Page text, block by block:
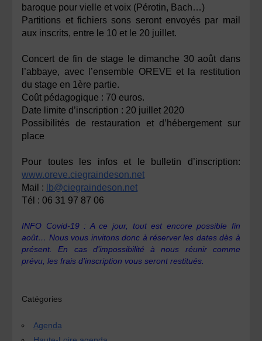
baroque pour vielle et voix (Pérotin, Bach…)
Partitions et fichiers sons seront envoyés par mail
aux inscrits, entre le 10 et le 20 juillet.
Concert de fin de stage le dimanche 30 août dans
l’abbaye, avec l’ensemble OREVE et la restitution
du stage en 1ère partie.
Coût pédagogique : 70 euros.
Date limite d’inscription : 20 juillet 2020
Possibilités de restauration et d’hébergement sur
place
Pour toutes les infos et le bulletin d’inscription:
www.oreve.ciegraindeson.net
Mail :
lb@ciegraindeson.net
Tél : 06 31 97 87 06
INFO Covid-19 : A ce jour, tout est encore possible fin
août… Nous vous invitons donc à réserver les dates dès à
présent. En cas d’impossibilité à nous réunir comme
prévu, les frais d’inscription vous seront restitués.
Catégories
Agenda